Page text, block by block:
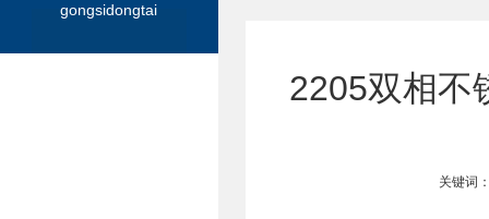
gongsidongtai
2205双相不
关键词